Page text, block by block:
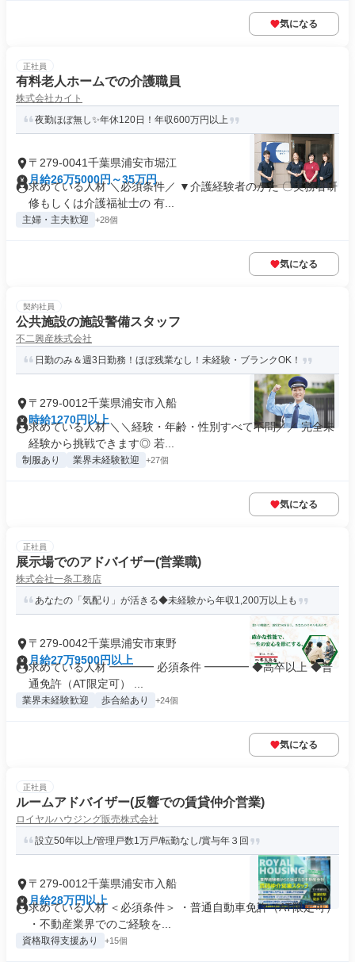
気になる
正社員
有料老人ホームでの介護職員
株式会社カイト
夜勤ほぼ無し✨年休120日！年収600万円以上
〒279-0041千葉県浦安市堀江
月給26万5000円～35万円
求めている人材 ＼必須条件／ ▼介護経験者のかた 〇実務者研
修もしくは介護福祉士の 有...
主婦・主夫歓迎 +28個
気になる
契約社員
公共施設の施設警備スタッフ
不二興産株式会社
日勤のみ＆週3日勤務！ほぼ残業なし！未経験・ブランクOK！
〒279-0012千葉県浦安市入船
時給1270円以上
求めている人材 ＼＼経験・年齢・性別すべて不問／／ 完全未
経験から挑戦できます◎ 若...
制服あり 業界未経験歓迎 +27個
気になる
正社員
展示場でのアドバイザー(営業職)
株式会社一条工務店
あなたの「気配り」が活きる◆未経験から年収1,200万以上も
〒279-0042千葉県浦安市東野
月給27万9500円以上
求めている人材 ━━━━ 必須条件 ━━━━ ◆高卒以上 ◆普
通免許（AT限定可） ...
業界未経験歓迎 歩合給あり +24個
気になる
正社員
ルームアドバイザー(反響での賃貸仲介営業)
ロイヤルハウジング販売株式会社
設立50年以上/管理戸数1万戸/転勤なし/賞与年３回
〒279-0012千葉県浦安市入船
月給28万円以上
求めている人材 ＜必須条件＞ ・普通自動車免許（AT限定可）
・不動産業界でのご経験を...
資格取得支援あり +15個